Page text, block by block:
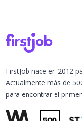
FirstJob nace en 2012
Actualmente más de
para encontrar el